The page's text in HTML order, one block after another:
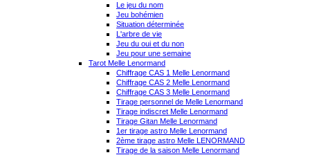
Le jeu du nom
Jeu bohémien
Situation déterminée
L'arbre de vie
Jeu du oui et du non
Jeu pour une semaine
Tarot Melle Lenormand
Chiffrage CAS 1 Melle Lenormand
Chiffrage CAS 2 Melle Lenormand
Chiffrage CAS 3 Melle Lenormand
Tirage personnel de Melle Lenormand
Tirage indiscret Melle Lenormand
Tirage Gitan Melle Lenormand
1er tirage astro Melle Lenormand
2ème tirage astro Melle LENORMAND
Tirage de la saison Melle Lenormand